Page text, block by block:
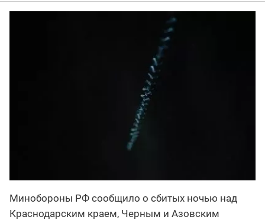
Минобороны РФ сообщило о сбитых ночью над
Краснодарским краем, Черным и Азовским